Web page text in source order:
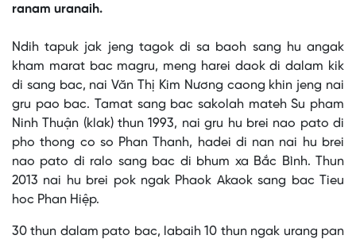
ranam uranaih.
a
modal
No compatible source was found for this media.
Ndih tapuk jak jeng tagok di sa baoh sang hu angak
kham marat bac magru, meng harei daok di dalam kik
di sang bac, nai Văn Thị Kim Nương caong khin jeng nai
gru pao bac. Tamat sang bac sakolah mateh Su pham
Ninh Thuận (klak) thun 1993, nai gru hu brei nao pato di
pho thong co so Phan Thanh, hadei di nan nai hu brei
nao pato di ralo sang bac di bhum xa Bắc Bình. Thun
2013 nai hu brei pok ngak Phaok Akaok sang bac Tieu
hoc Phan Hiệp.
30 thun dalam pato bac, labaih 10 thun ngak urang pan